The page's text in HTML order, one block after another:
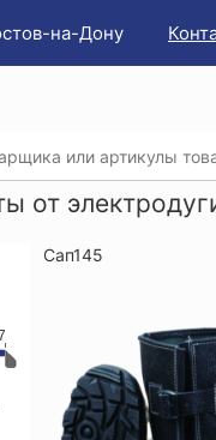
на-Дону
от
Сап145